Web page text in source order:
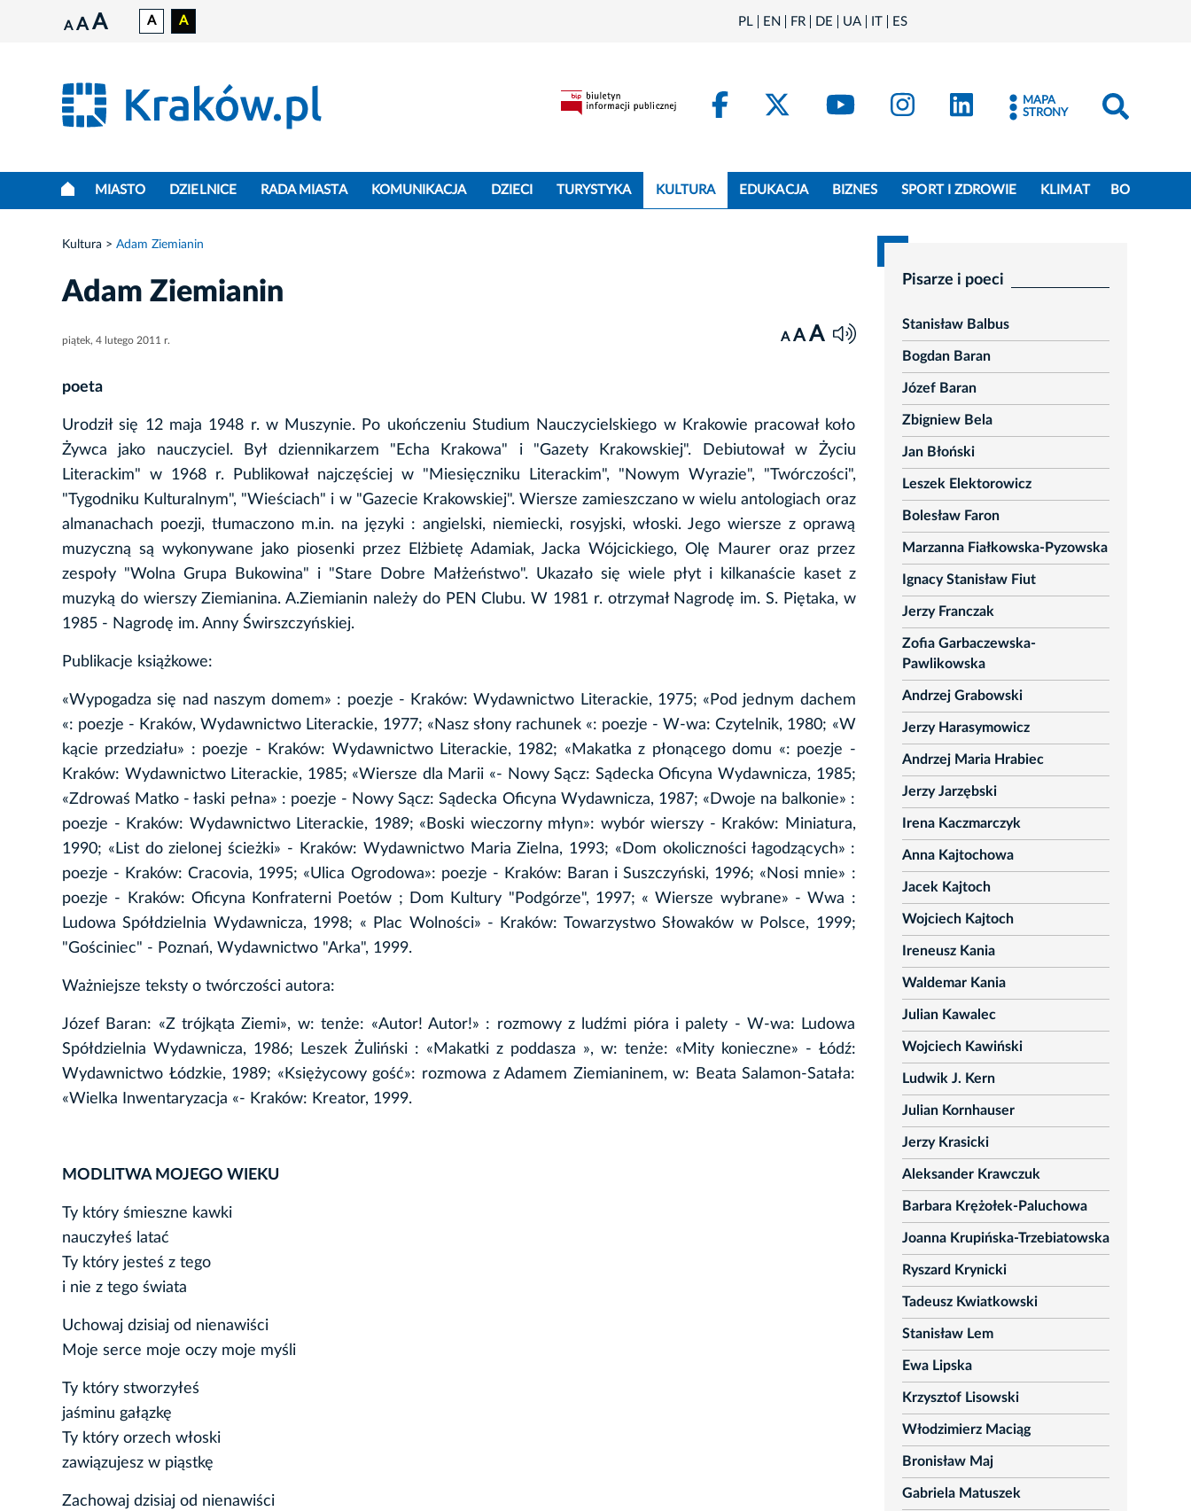
A A A A A PL EN FR DE UA IT ES
FacebookKraków - X
Kraków - YouTube
Kraków - Instagram
Kraków - LinkedIn
MAPA
STRONY
MIASTO DZIELNICE RADA MIASTA KOMUNIKACJA DZIECI TURYSTYKA KULTURA EDUKACJA BIZNES SPORT I ZDROWIE KLIMAT BO
Kultura Adam Ziemianin
Adam Ziemianin
piątek, 4 lutego 2011 r. A A A
poeta
Urodził się 12 maja 1948 r. w Muszynie. Po ukończeniu Studium Nauczycielskiego w Krakowie pracował koło
Żywca jako nauczyciel. Był dziennikarzem "Echa Krakowa" i "Gazety Krakowskiej". Debiutował w Życiu
Literackim" w 1968 r. Publikował najczęściej w "Miesięczniku Literackim", "Nowym Wyrazie", "Twórczości",
"Tygodniku Kulturalnym", "Wieściach" i w "Gazecie Krakowskiej". Wiersze zamieszczano w wielu antologiach oraz
almanachach poezji, tłumaczono m.in. na języki : angielski, niemiecki, rosyjski, włoski. Jego wiersze z oprawą
muzyczną są wykonywane jako piosenki przez Elżbietę Adamiak, Jacka Wójcickiego, Olę Maurer oraz przez
zespoły "Wolna Grupa Bukowina" i "Stare Dobre Małżeństwo". Ukazało się wiele płyt i kilkanaście kaset z
muzyką do wierszy Ziemianina. A.Ziemianin należy do PEN Clubu. W 1981 r. otrzymał Nagrodę im. S. Piętaka, w
1985 - Nagrodę im. Anny Świrszczyńskiej.
Publikacje książkowe:
«Wypogadza się nad naszym domem» : poezje - Kraków: Wydawnictwo Literackie, 1975; «Pod jednym dachem
«: poezje - Kraków, Wydawnictwo Literackie, 1977; «Nasz słony rachunek «: poezje - W-wa: Czytelnik, 1980; «W
kącie przedziału» : poezje - Kraków: Wydawnictwo Literackie, 1982; «Makatka z płonącego domu «: poezje -
Kraków: Wydawnictwo Literackie, 1985; «Wiersze dla Marii «- Nowy Sącz: Sądecka Oficyna Wydawnicza, 1985;
«Zdrowaś Matko - łaski pełna» : poezje - Nowy Sącz: Sądecka Oficyna Wydawnicza, 1987; «Dwoje na balkonie» :
poezje - Kraków: Wydawnictwo Literackie, 1989; «Boski wieczorny młyn»: wybór wierszy - Kraków: Miniatura,
1990; «List do zielonej ścieżki» - Kraków: Wydawnictwo Maria Zielna, 1993; «Dom okoliczności łagodzących» :
poezje - Kraków: Cracovia, 1995; «Ulica Ogrodowa»: poezje - Kraków: Baran i Suszczyński, 1996; «Nosi mnie» :
poezje - Kraków: Oficyna Konfraterni Poetów ; Dom Kultury "Podgórze", 1997; « Wiersze wybrane» - Wwa :
Ludowa Spółdzielnia Wydawnicza, 1998; « Plac Wolności» - Kraków: Towarzystwo Słowaków w Polsce, 1999;
"Gościniec" - Poznań, Wydawnictwo "Arka", 1999.
Ważniejsze teksty o twórczości autora:
Józef Baran: «Z trójkąta Ziemi», w: tenże: «Autor! Autor!» : rozmowy z ludźmi pióra i palety - W-wa: Ludowa
Spółdzielnia Wydawnicza, 1986; Leszek Żuliński : «Makatki z poddasza », w: tenże: «Mity konieczne» - Łódź:
Wydawnictwo Łódzkie, 1989; «Księżycowy gość»: rozmowa z Adamem Ziemianinem, w: Beata Salamon-Satała:
«Wielka Inwentaryzacja «- Kraków: Kreator, 1999.
MODLITWA MOJEGO WIEKU
Ty który śmieszne kawki
nauczyłeś latać
Ty który jesteś z tego
i nie z tego świata
Uchowaj dzisiaj od nienawiści
Moje serce moje oczy moje myśli
Ty który stworzyłeś
jaśminu gałązkę
Ty który orzech włoski
zawiązujesz w piąstkę
Zachowaj dzisiaj od nienawiści
Pisarze i poeci
Stanisław Balbus
Bogdan Baran
Józef Baran
Zbigniew Bela
Jan Błoński
Leszek Elektorowicz
Bolesław Faron
Marzanna Fiałkowska-Pyzowska
Ignacy Stanisław Fiut
Jerzy Franczak
Zofia Garbaczewska-
Pawlikowska
Andrzej Grabowski
Jerzy Harasymowicz
Andrzej Maria Hrabiec
Jerzy Jarzębski
Irena Kaczmarczyk
Anna Kajtochowa
Jacek Kajtoch
Wojciech Kajtoch
Ireneusz Kania
Waldemar Kania
Julian Kawalec
Wojciech Kawiński
Ludwik J. Kern
Julian Kornhauser
Jerzy Krasicki
Aleksander Krawczuk
Barbara Krężołek-Paluchowa
Joanna Krupińska-Trzebiatowska
Ryszard Krynicki
Tadeusz Kwiatkowski
Stanisław Lem
Ewa Lipska
Krzysztof Lisowski
Włodzimierz Maciąg
Bronisław Maj
Gabriela Matuszek